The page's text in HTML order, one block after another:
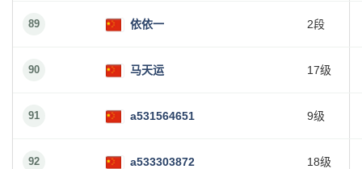
89 依依一 2段
90 马天运 17级
91 a531564651 9级
92 a533303872 18级